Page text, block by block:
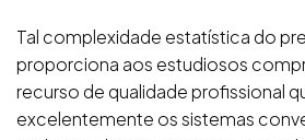
Tal complexidade estatística do
proporciona aos estudiosos
recurso de qualidade profissional
excelentemente os sistemas